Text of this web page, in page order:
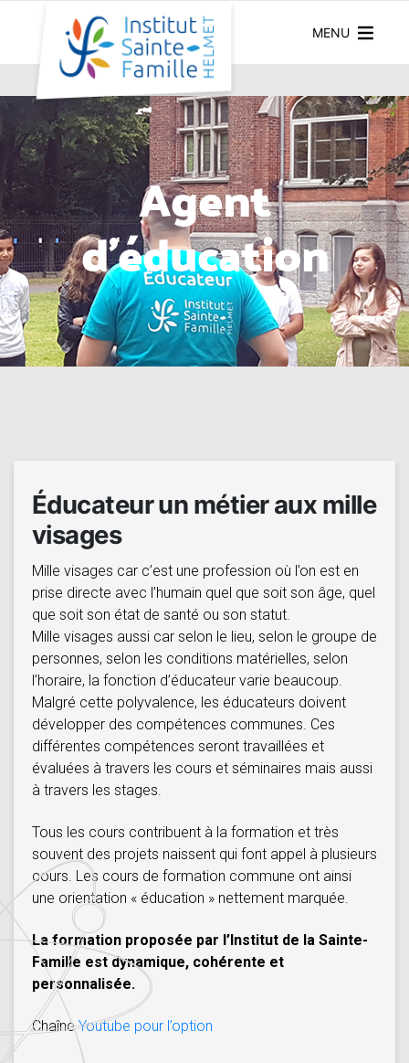
MENU
Agent
d’éducation
Éducateur un métier aux mille
visages
Mille visages car c’est une profession où l’on est en
prise directe avec l’humain quel que soit son âge, quel
que soit son état de santé ou son statut.
Mille visages aussi car selon le lieu, selon le groupe de
personnes, selon les conditions matérielles, selon
l’horaire, la fonction d’éducateur varie beaucoup.
Malgré cette polyvalence, les éducateurs doivent
développer des compétences communes. Ces
différentes compétences seront travaillées et
évaluées à travers les cours et séminaires mais aussi
à travers les stages.
Tous les cours contribuent à la formation et très
souvent des projets naissent qui font appel à plusieurs
cours. Les cours de formation commune ont ainsi
une orientation « éducation » nettement marquée.
La formation proposée par l’Institut de la Sainte-
Famille est dynamique, cohérente et
personnalisée.
ChaîneYoutube pour l’option